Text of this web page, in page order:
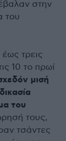
στην
του
τρεις
10 το πρωί
μισή
του
τους,
τσάντες